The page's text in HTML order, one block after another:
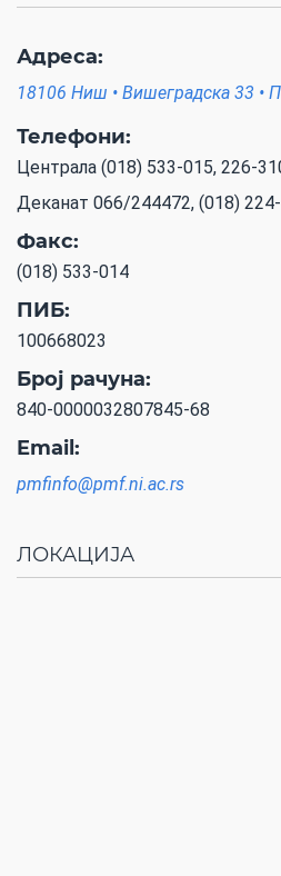
Адреса:
18106 Ниш • Вишеградска 33 •
Телефони:
Централа (018) 533-015, 226-
Деканат 066/244472, (018)
Факс:
(018) 533-014
ПИБ:
100668023
Број рачуна:
840-0000032807845-68
Email:
pmfinfo@pmf.ni.ac.rs
ЛОКАЦИЈА